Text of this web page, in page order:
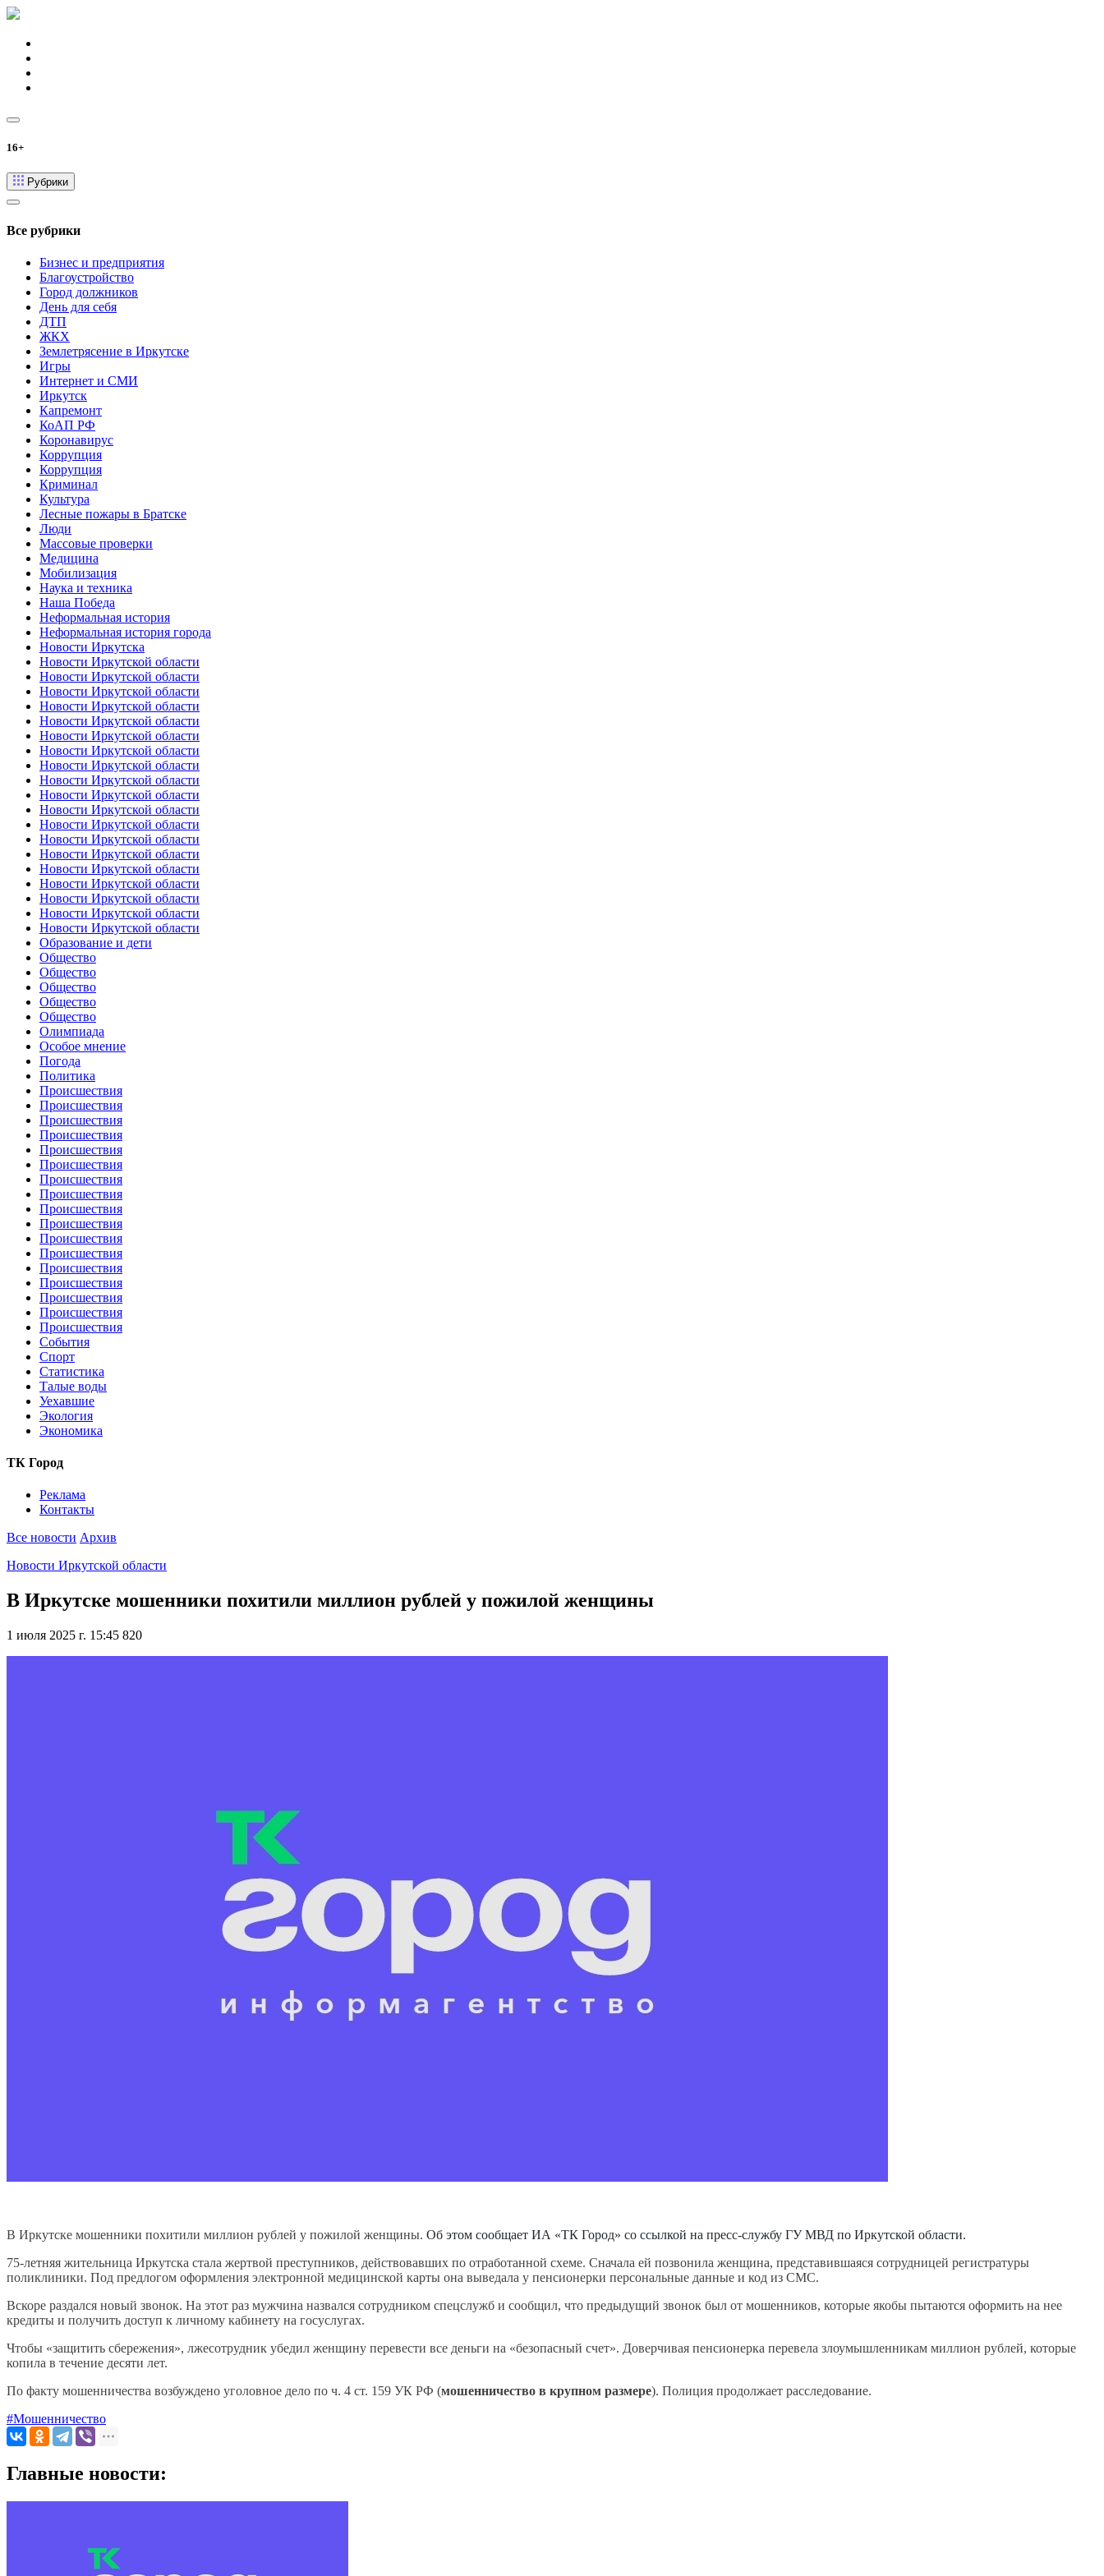
16+
Рубрики
Все рубрики
Бизнес и предприятия
Благоустройство
Город должников
День для себя
ДТП
ЖКХ
Землетрясение в Иркутске
Игры
Интернет и СМИ
Иркутск
Капремонт
КоАП РФ
Коронавирус
Коррупция
Коррупция
Криминал
Культура
Лесные пожары в Братске
Люди
Массовые проверки
Медицина
Мобилизация
Наука и техника
Наша Победа
Неформальная история
Неформальная история города
Новости Иркутска
Новости Иркутской области
Новости Иркутской области
Новости Иркутской области
Новости Иркутской области
Новости Иркутской области
Новости Иркутской области
Новости Иркутской области
Новости Иркутской области
Новости Иркутской области
Новости Иркутской области
Новости Иркутской области
Новости Иркутской области
Новости Иркутской области
Новости Иркутской области
Новости Иркутской области
Новости Иркутской области
Новости Иркутской области
Новости Иркутской области
Новости Иркутской области
Образование и дети
Общество
Общество
Общество
Общество
Общество
Олимпиада
Особое мнение
Погода
Политика
Происшествия
Происшествия
Происшествия
Происшествия
Происшествия
Происшествия
Происшествия
Происшествия
Происшествия
Происшествия
Происшествия
Происшествия
Происшествия
Происшествия
Происшествия
Происшествия
Происшествия
События
Спорт
Статистика
Талые воды
Уехавшие
Экология
Экономика
ТК Город
Реклама
Контакты
Все новости Архив
Новости Иркутской области
В Иркутске мошенники похитили миллион рублей у пожилой женщины
1 июля 2025 г. 15:45 820
В Иркутске мошенники похитили миллион рублей у пожилой женщины. Об этом сообщает ИА «ТК Город» со ссылкой на пресс-службу ГУ МВД по Иркутской области.
75-летняя жительница Иркутска стала жертвой преступников, действовавших по отработанной схеме. Сначала ей позвонила женщина, представившаяся сотрудницей регистратуры
поликлиники. Под предлогом оформления электронной медицинской карты она выведала у пенсионерки персональные данные и код из СМС.
Вскоре раздался новый звонок. На этот раз мужчина назвался сотрудником спецслужб и сообщил, что предыдущий звонок был от мошенников, которые якобы пытаются оформить на нее
кредиты и получить доступ к личному кабинету на госуслугах.
Чтобы «защитить сбережения», лжесотрудник убедил женщину перевести все деньги на «безопасный счет». Доверчивая пенсионерка перевела злоумышленникам миллион рублей, которые
копила в течение десяти лет.
По факту мошенничества возбуждено уголовное дело по ч. 4 ст. 159 УК РФ (мошенничество в крупном размере). Полиция продолжает расследование.
#Мошенничество
Главные новости: